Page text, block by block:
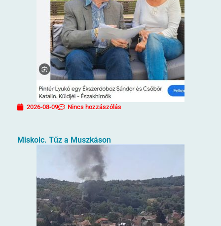
2026-08-09 Nincs hozzászólás
Miskolc. Tűz a Muszkáson